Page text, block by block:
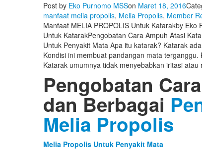
Post by Eko Purnomo MSSon Maret 18, 2016
manfaat melia propolis, Melia Propolis, Member
Manfaat MELIA PROPOLIS Untuk Katarakby Eko
Untuk KatarakPengobatan Cara Ampuh Atasi
Untuk Penyakit Mata Apa itu katarak? Katarak
Kondisi ini membuat pandangan mata
Katarak umumnya tidak menyebabkan iritasi
Pengobatan
dan Berbagai
Melia Propolis
Melia Propolis Untuk Penyakit Mata